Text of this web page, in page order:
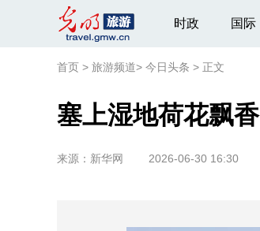
时政 国际
首页 > 旅游频道> 今日头条 > 正文
塞上湿地荷花飘香
来源： 新华网 2026-06-30 16:30